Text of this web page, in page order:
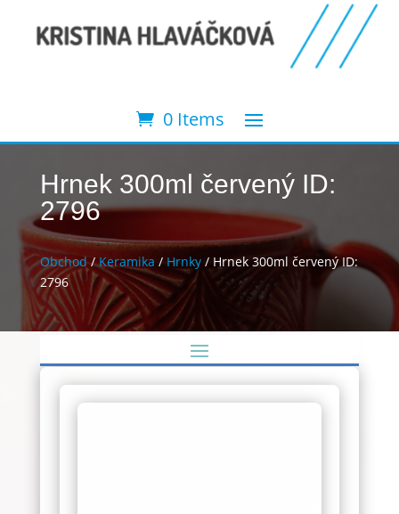
0 Items
Hrnek 300ml červený ID:
2796
Obchod/Keramika / Hrnky/ Hrnek 300ml červený ID:
2796